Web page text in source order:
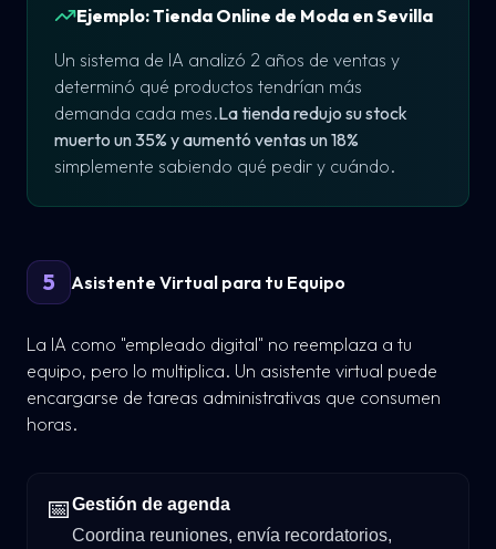
Ejemplo: Tienda Online de Moda en Sevilla
Un sistema de IA analizó 2 años de ventas y
determinó qué productos tendrían más
demanda cada mes.La tienda redujo su stock
muerto un 35% y aumentó ventas un 18%
simplemente sabiendo qué pedir y cuándo.
5 Asistente Virtual para tu Equipo
La IA como "empleado digital" no reemplaza a tu
equipo, pero lo multiplica. Un asistente virtual puede
encargarse de tareas administrativas que consumen
horas.
📅Gestión de agenda
Coordina reuniones, envía recordatorios,